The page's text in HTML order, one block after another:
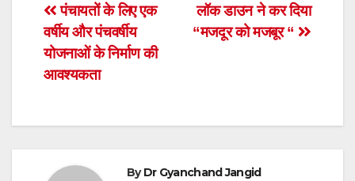
Post
navigation
लॉक डाउन ने कर दिया
“मजदूर को मजबूर “
पंचायतों के लिए एक
वर्षीय और पंचवर्षीय
योजनाओं के निर्माण की
आवश्यकता
ByDr Gyanchand Jangid